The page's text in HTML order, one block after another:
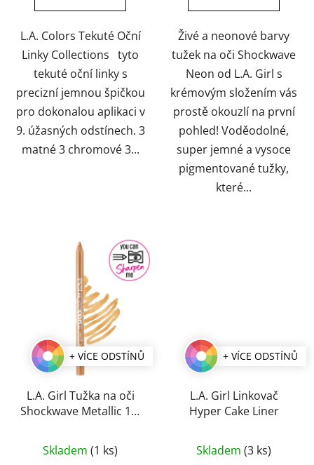
5
hvězdiček.
L.A. Colors Tekuté Oční
Linky Collections tyto
tekuté oční linky s
precizní jemnou špičkou
pro dokonalou aplikaci v
9. úžasných odstínech. 3
matné 3 chromové 3...
5
hvězdiček.
Živé a neonové barvy
tužek na oči Shockwave
Neon od L.A. Girl s
krémovým složením vás
prostě okouzlí na první
pohled! Voděodolné,
super jemné a vysoce
pigmentované tužky,
které...
+ VÍCE ODSTÍNŮ
L.A. Girl Tužka na oči
Shockwave Metallic 1,2
hodnocení
Skladem (1 ks)
+ VÍCE ODSTÍNŮ
L.A. Girl Linkovač
Hyper Cake Liner
hodnocení
Skladem (3 ks)